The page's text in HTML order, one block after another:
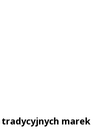
marek